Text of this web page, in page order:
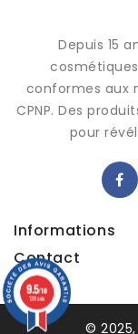
Depuis 15
conformes aux
CPNP. Des
pour
Informations
Contact
©
9.5/10
128 avis
9.5/10
128 avis